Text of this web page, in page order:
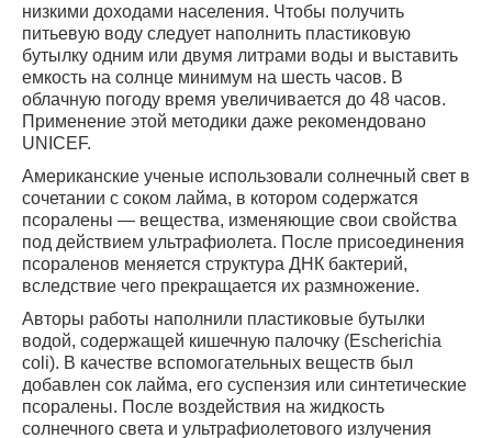
низкими доходами населения. Чтобы получить
питьевую воду следует наполнить пластиковую
бутылку одним или двумя литрами воды и выставить
емкость на солнце минимум на шесть часов. В
облачную погоду время увеличивается до 48 часов.
Применение этой методики даже рекомендовано
UNICEF.
Американские ученые использовали солнечный свет в
сочетании с соком лайма, в котором содержатся
псоралены — вещества, изменяющие свои свойства
под действием ультрафиолета. После присоединения
псораленов меняется структура ДНК бактерий,
вследствие чего прекращается их размножение.
Авторы работы наполнили пластиковые бутылки
водой, содержащей кишечную палочку (Escherichia
coli). В качестве вспомогательных веществ был
добавлен сок лайма, его суспензия или синтетические
псоралены. После воздействия на жидкость
солнечного света и ультрафиолетового излучения